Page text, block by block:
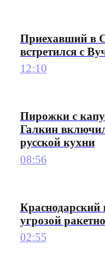
Приехавший в
встретился с
12:10
Пирожки с
Галкин
русской кухни
08:56
Краснодарский
угрозой
02:55